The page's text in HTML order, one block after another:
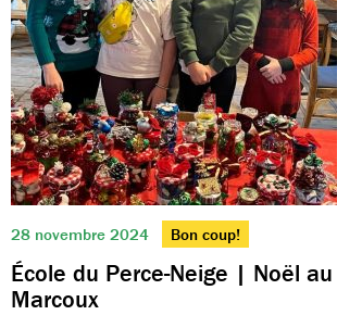
28 novembre 2024 Bon coup!
École du Perce-Neige | Noël
Marcoux